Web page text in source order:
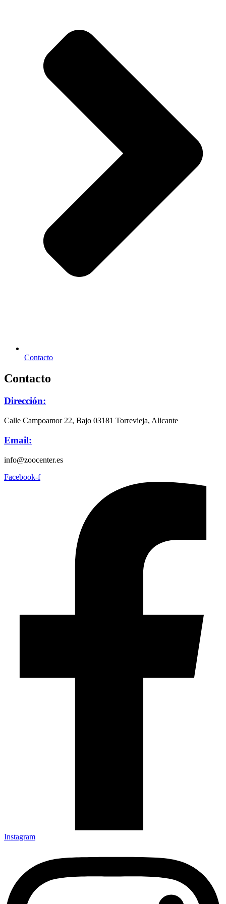
Contacto
Contacto
Dirección:
Calle Campoamor 22, Bajo 03181 Torrevieja, Alicante
Email:
info@zoocenter.es
Facebook-f
Instagram